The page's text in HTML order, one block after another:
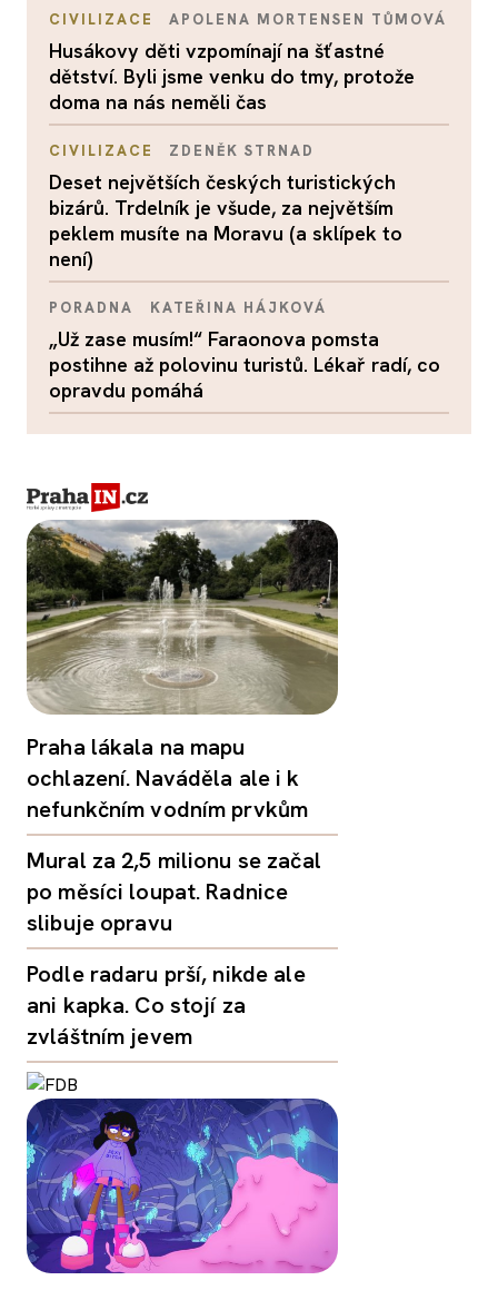
CIVILIZACE APOLENA MORTENSEN TŮMOVÁ
Husákovy děti vzpomínají na šťastné
dětství. Byli jsme venku do tmy, protože
doma na nás neměli čas
CIVILIZACE ZDENĚK STRNAD
Deset největších českých turistických
bizárů. Trdelník je všude, za největším
peklem musíte na Moravu (a sklípek to
není)
PORADNA KATEŘINA HÁJKOVÁ
„Už zase musím!“ Faraonova pomsta
postihne až polovinu turistů. Lékař radí, co
opravdu pomáhá
Praha lákala na mapu
ochlazení. Naváděla ale i k
nefunkčním vodním prvkům
Mural za 2,5 milionu se začal
po měsíci loupat. Radnice
slibuje opravu
Podle radaru prší, nikde ale
ani kapka. Co stojí za
zvláštním jevem